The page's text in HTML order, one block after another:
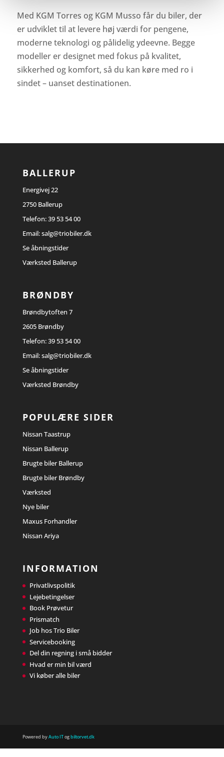
Med KGM Torres og KGM Musso får du biler, der
er udviklet til at levere høj værdi for pengene,
moderne teknologi og pålidelig ydeevne. Begge
modeller er designet med fokus på kvalitet,
sikkerhed og komfort, så du kan køre med ro i
sindet – uanset destinationen.
BALLERUP
Energivej 22
2750 Ballerup
Telefon:39 53 54 00
Email:salg@triobiler.dk
Se åbningstider
Værksted Ballerup
BRØNDBY
Brøndbytoften 7
2605 Brøndby
Telefon:39 53 54 00
Email:salg@triobiler.dk
Se åbningstider
Værksted Brøndby
POPULÆRE SIDER
Nissan Taastrup
Nissan Ballerup
Brugte biler Ballerup
Brugte biler Brøndby
Værksted
Nye biler
Maxus Forhandler
Nissan Ariya
INFORMATION
Privatlivspolitik
Lejebetingelser
Book Prøvetur
Prismatch
Job hos Trio Biler
Servicebooking
Del din regning i små bidder
Hvad er min bil værd
Vi køber alle biler
Powered byAuto ITogbiltorvet.dk